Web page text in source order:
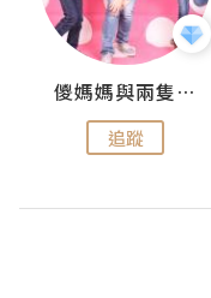
儍媽媽與兩隻小魔怪之家
追蹤